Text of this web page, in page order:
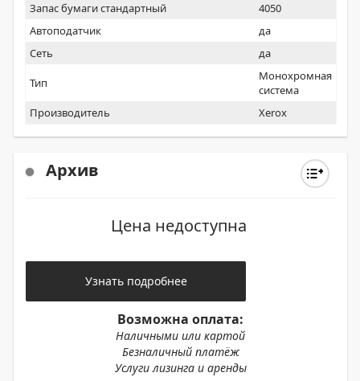
Запас бумаги стандартный
4050
Автоподатчик
да
Сеть
да
Тип
Монохромная
система
Производитель
Xerox
Архив
Цена недоступна
Узнать подробнее
Возможна оплата:
Наличными или картой
Безналичный платёж
Услуги лизинга и аренды